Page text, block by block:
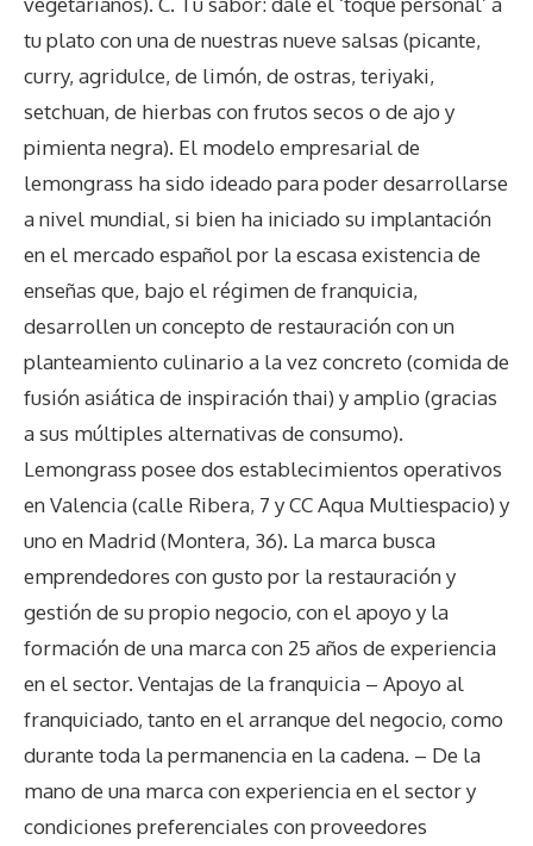
tu plato con una de nuestras nueve salsas (picante,
curry, agridulce, de limón, de ostras, teriyaki,
setchuan, de hierbas con frutos secos o de ajo y
pimienta negra). El modelo empresarial de
lemongrass ha sido ideado para poder desarrollarse
a nivel mundial, si bien ha iniciado su implantación
en el mercado español por la escasa existencia de
enseñas que, bajo el régimen de franquicia,
desarrollen un concepto de restauración con un
planteamiento culinario a la vez concreto (comida de
fusión asiática de inspiración thai) y amplio (gracias
a sus múltiples alternativas de consumo).
Lemongrass posee dos establecimientos operativos
en Valencia (calle Ribera, 7 y CC Aqua Multiespacio) y
uno en Madrid (Montera, 36). La marca busca
emprendedores con gusto por la restauración y
gestión de su propio negocio, con el apoyo y la
formación de una marca con 25 años de experiencia
en el sector. Ventajas de la franquicia – Apoyo al
franquiciado, tanto en el arranque del negocio, como
durante toda la permanencia en la cadena. – De la
mano de una marca con experiencia en el sector y
condiciones preferenciales con proveedores